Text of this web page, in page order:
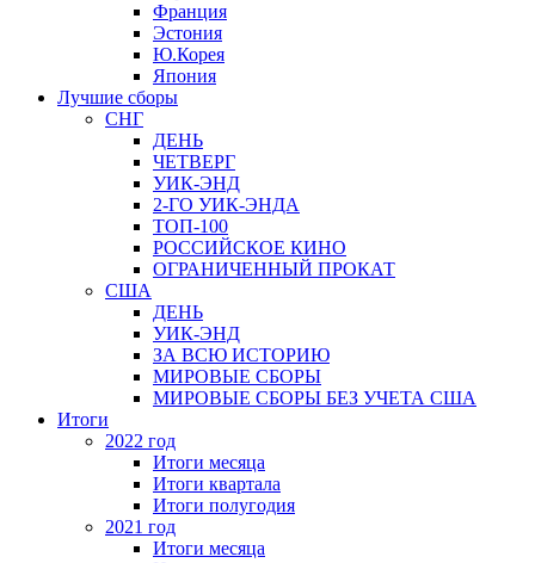
Франция
Эстония
Ю.Корея
Япония
Лучшие сборы
СНГ
ДЕНЬ
ЧЕТВЕРГ
УИК-ЭНД
2-ГО УИК-ЭНДА
ТОП-100
РОССИЙСКОЕ КИНО
ОГРАНИЧЕННЫЙ ПРОКАТ
США
ДЕНЬ
УИК-ЭНД
ЗА ВСЮ ИСТОРИЮ
МИРОВЫЕ СБОРЫ
МИРОВЫЕ СБОРЫ БЕЗ УЧЕТА США
Итоги
2022 год
Итоги месяца
Итоги квартала
Итоги полугодия
2021 год
Итоги месяца